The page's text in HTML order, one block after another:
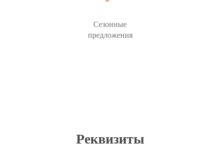
Сезонные
предложения
Реквизиты